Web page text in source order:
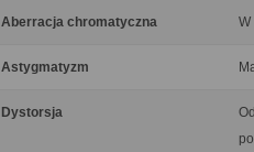
Aberracja chromatyczna W
Astygmatyzm
Dystorsja